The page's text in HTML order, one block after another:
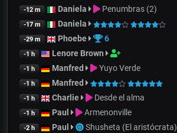
-12 m Daniela Penumbras (2)
-17 m Daniela
-29 m Phoebe 6
-1 h Lenore Brown
-1 h Manfred Yuyo Verde
-1 h Manfred
-1 h Charlie Desde el alma
-1 h Paul Armenonville
-2 h Paul Shusheta (El aristócrata)